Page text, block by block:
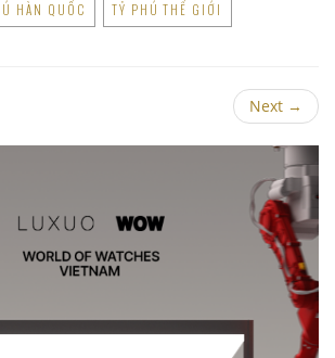
HÀN QUỐC TỶ PHÚ THẾ GIỚI
Next →